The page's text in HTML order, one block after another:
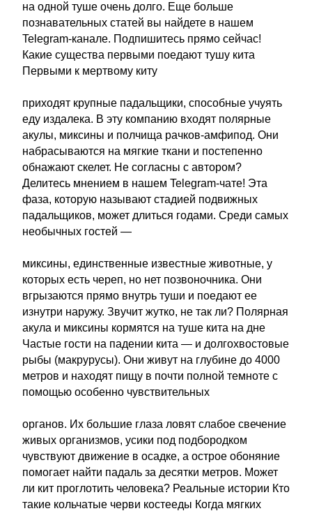
на одной туше очень долго. Еще больше
познавательных статей вы найдете в нашем
Telegram-канале. Подпишитесь прямо сейчас!
Какие существа первыми поедают тушу кита
Первыми к мертвому киту
приходят крупные падальщики, способные учуять
еду издалека. В эту компанию входят полярные
акулы, миксины и полчища рачков-амфипод. Они
набрасываются на мягкие ткани и постепенно
обнажают скелет. Не согласны с автором?
Делитесь мнением в нашем Telegram-чате! Эта
фаза, которую называют стадией подвижных
падальщиков, может длиться годами. Среди самых
необычных гостей —
миксины, единственные известные животные, у
которых есть череп, но нет позвоночника. Они
вгрызаются прямо внутрь туши и поедают ее
изнутри наружу. Звучит жутко, не так ли? Полярная
акула и миксины кормятся на туше кита на дне
Частые гости на падении кита — и долгохвостовые
рыбы (макрурусы). Они живут на глубине до 4000
метров и находят пищу в почти полной темноте с
помощью особенно чувствительных
органов. Их большие глаза ловят слабое свечение
живых организмов, усики под подбородком
чувствуют движение в осадке, а острое обоняние
помогает найти падаль за десятки метров. Может
ли кит проглотить человека? Реальные истории Кто
такие кольчатые черви костееды Когда мягких